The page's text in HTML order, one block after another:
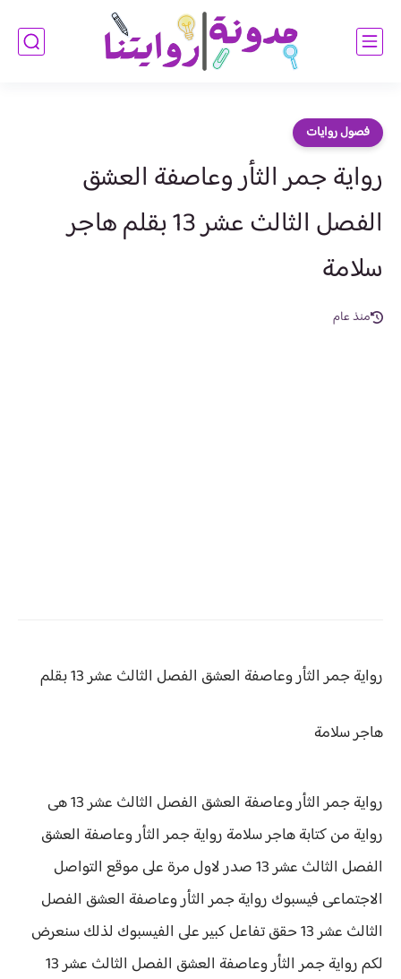
فصول روايات
رواية جمر الثأر وعاصفة العشق
الفصل الثالث عشر 13 بقلم هاجر
سلامة
منذ عام
رواية جمر الثأر وعاصفة العشق الفصل الثالث عشر 13 بقلم
هاجر سلامة
رواية جمر الثأر وعاصفة العشق الفصل الثالث عشر 13 هى
رواية من كتابة هاجر سلامة روايةجمر الثأر وعاصفة العشق
الفصل الثالث عشر 13 صدر لاول مرة على موقع التواصل
الاجتماعى فيسبوك رواية جمر الثأر وعاصفة العشق الفصل
الثالث عشر 13 حقق
تفاعل كبير على الفيسبوك لذلك سنعرض
لكمروايةجمر الثأر وعاصفة العشق الفصل الثالث عشر 13